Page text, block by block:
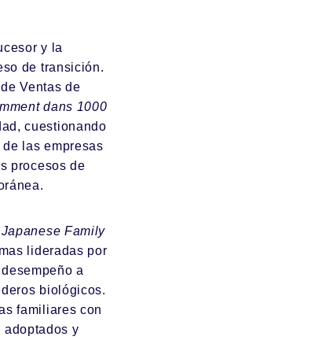
y la
de transición.
Ventas de
dans 1000
cuestionando
las empresas
procesos de
Family
lideradas por
a
biológicos.
familiares con
y